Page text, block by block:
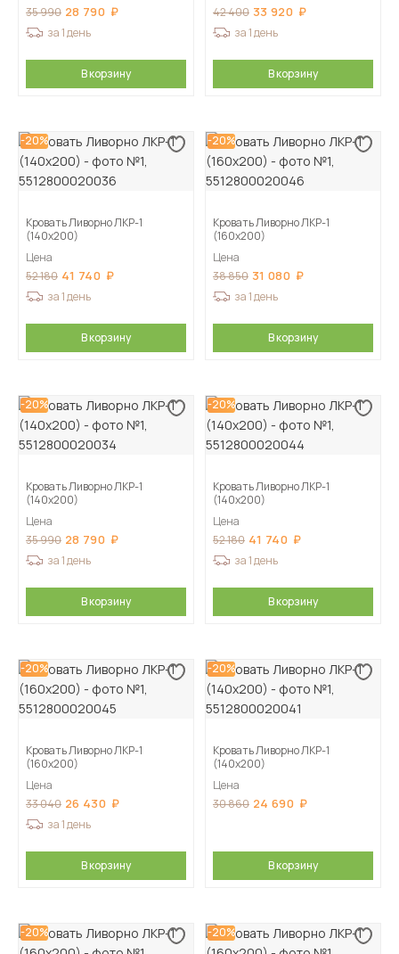
35 990 28 790
за 1 день
В корзину
42 400 33 920
за 1 день
В корзину
-20%
Кровать Ливорно ЛКР-1
(140х200)
Цена
52 180 41 740
за 1 день
В корзину
-20%
Кровать Ливорно ЛКР-1
(160х200)
Цена
38 850 31 080
за 1 день
В корзину
-20%
Кровать Ливорно ЛКР-1
(140х200)
Цена
35 990 28 790
за 1 день
В корзину
-20%
Кровать Ливорно ЛКР-1
(140х200)
Цена
52 180 41 740
за 1 день
В корзину
-20%
Кровать Ливорно ЛКР-1
(160х200)
Цена
33 040 26 430
за 1 день
В корзину
-20%
Кровать Ливорно ЛКР-1
(140х200)
Цена
30 860 24 690
В корзину
-20% -20%